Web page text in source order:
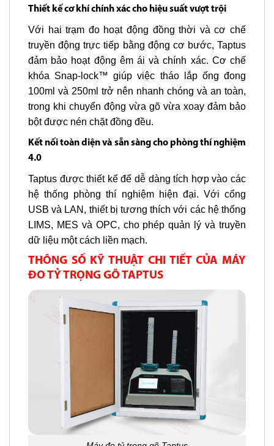
Thiết kế cơ khí chính xác cho hiệu suất vượt trội
Với hai trạm đo hoạt động đồng thời và cơ chế
truyền động trực tiếp bằng động cơ bước, Taptus
đảm bảo hoạt động êm ái và chính xác. Cơ chế
khóa Snap-lock™ giúp việc tháo lắp ống đong
100ml và 250ml trở nên nhanh chóng và an toàn,
trong khi chuyển động vừa gõ vừa xoay đảm bảo
bột được nén chặt đồng đều.
Kết nối toàn diện và sẵn sàng cho phòng thí nghiệm
4.0
Taptus được thiết kế để dễ dàng tích hợp vào các
hệ thống phòng thí nghiệm hiện đại. Với cổng
USB và LAN, thiết bị tương thích với các hệ thống
LIMS, MES và OPC, cho phép quản lý và truyền
dữ liệu một cách liền mạch.
THÔNG SỐ KỸ THUẬT CHI TIẾT CỦA MÁY
ĐO TỶ TRỌNG GÕ TAPTUS